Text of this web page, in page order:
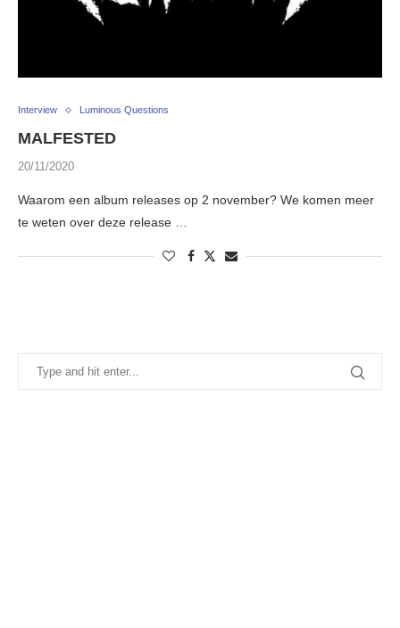
Interview Luminous Questions
MALFESTED
20/11/2020
Waarom een album releases op 2 november? We komen meer
te weten over deze release …